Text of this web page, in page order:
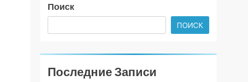
Поиск
ПОИСК
Последние Записи